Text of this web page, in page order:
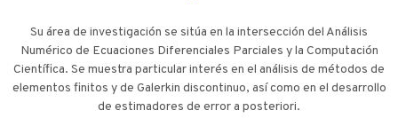
Su área de investigación se sitúa en la intersección del Análisis
Numérico de Ecuaciones Diferenciales Parciales y la Computación
Científica. Se muestra particular interés en el análisis de métodos de
elementos finitos y de Galerkin discontinuo, así como en el desarrollo
de estimadores de error a posteriori.